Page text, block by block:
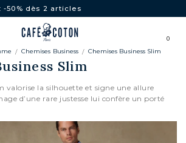
en 48h
0
Chemises Business Chemises Business Slim
Slim
valorise la silhouette et signe une allure
d’une rare justesse lui confère un porté